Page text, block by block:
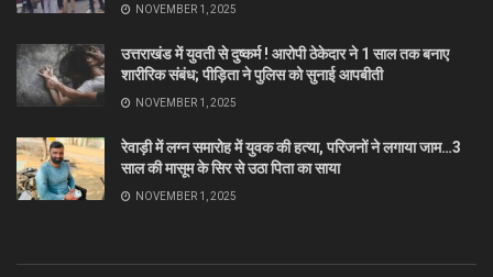
NOVEMBER 1, 2025
उत्तराखंड में युवती से दुष्कर्म ! आरोपी ठेकेदार ने 1 साल तक बनाए
शारीरिक संबंध; पीड़िता ने पुलिस को सुनाई आपबीती
NOVEMBER 1, 2025
रेवाड़ी में लग्न समारोह में युवक की हत्या, परिजनों ने लगाया जाम…3
साल की मासूम के सिर से उठा पिता का साया
NOVEMBER 1, 2025